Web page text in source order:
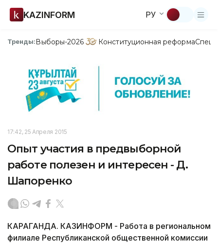
KAZINFORM РУ
Тренды:Выборы-2026 Конституционная реформа
17:42, 25 Апреля 2015
Опыт участия в предвыборной
работе полезен и интересен - Д.
Шапоренко
КАРАГАНДА. КАЗИНФОРМ - Работа в региональном
филиале Республиканской общественной комиссии